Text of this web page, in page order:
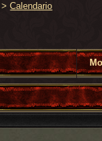
>Calendario